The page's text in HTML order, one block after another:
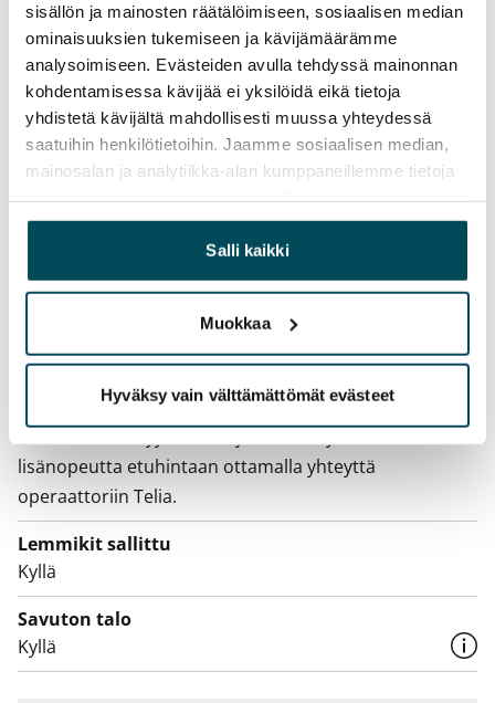
sisällön ja mainosten räätälöimiseen, sosiaalisen median
ominaisuuksien tukemiseen ja kävijämäärämme
analysoimiseen. Evästeiden avulla tehdyssä mainonnan
kohdentamisessa kävijää ei yksilöidä eikä tietoja
yhdistetä kävijältä mahdollisesti muussa yhteydessä
saatuihin henkilötietoihin. Jaamme sosiaalisen median,
mainosalan ja analytiikka-alan kumppaneillemme tietoja
yhdistää näitä tietoja muihin tietoihin, joita olet antanut
heille tai joita on kerätty, kun olet käyttänyt heidän
palvelujaan.
Salli kaikki
Muokkaa
Hyväksy vain välttämättömät evästeet
12 kk
Irtisanomis­mahdollisuus
12 kk vuokrasopimuksesta tai sopimussakolla
aiemmin
Kotivakuutus
27 €/hlö/kk
Vuokralainen solmii itse sähkösopimuksen.
Laajakaista
lisänopeutta etuhintaan ottamalla yhteyttä
operaattoriin Telia.
Lemmikit sallittu
Kyllä
Savuton talo
Kyllä